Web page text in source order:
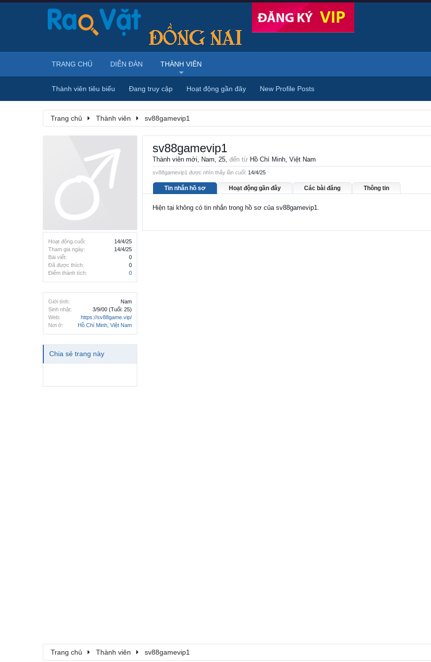
Trang chủ Thành viên sv88gamevip1
Hoạt động cuối:
14/4/25
Tham gia ngày:
14/4/25
Bài viết:
0
Đã được thích:
0
Điểm thành tích:
0
Giới tính:
Nam
Sinh nhật:
3/9/00 (Tuổi: 25)
Web:
https://sv88game.vip/
Nơi ở:
Hồ Chí Minh, Việt Nam
Chia sẻ trang này
sv88gamevip1
Thành viên mới, Nam, 25, đến từ Hồ Chí Minh, Việt Nam
sv88gamevip1 được nhìn thấy lần cuối: 14/4/25
Tin nhắn hồ sơ Hoạt động gần đây Các bài đăng Thông tin
Hiện tại không có tin nhắn trong hồ sơ của sv88gamevip1.
Trang chủ Thành viên sv88gamevip1
TRANG CHỦ DIỄN ĐÀN THÀNH VIÊN
Thành viên tiêu biểu Đang truy cập Hoạt động gần đây New Profile Posts